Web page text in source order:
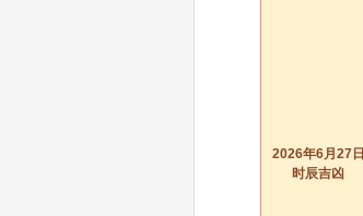
2026年6月27日
时辰吉凶